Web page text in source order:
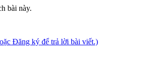
bài này.
Đăng ký để trả lời bài viết.)